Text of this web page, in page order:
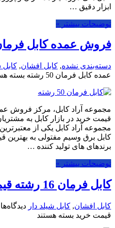
ابزار دقیق …
توضیحات بیشتر »
فروش عمده کابل فرمان 50
دسته‌بندی نشده, کابل افشان, کابل
عمده کابل فرمان 50 رشته
بسته
قیمت خرید در بازار کابل به
مجموعه آراد کابل یکی از
کابل برق وسیم مفتولی به بهترین
برندهای های تولید کننده …
توضیحات بیشتر »
کابل فرمان 16 رشته قیمت خرید
کابل افشان, کابل شیلد دار دیدگاه‌ها
قیمت خرید بسته هستند